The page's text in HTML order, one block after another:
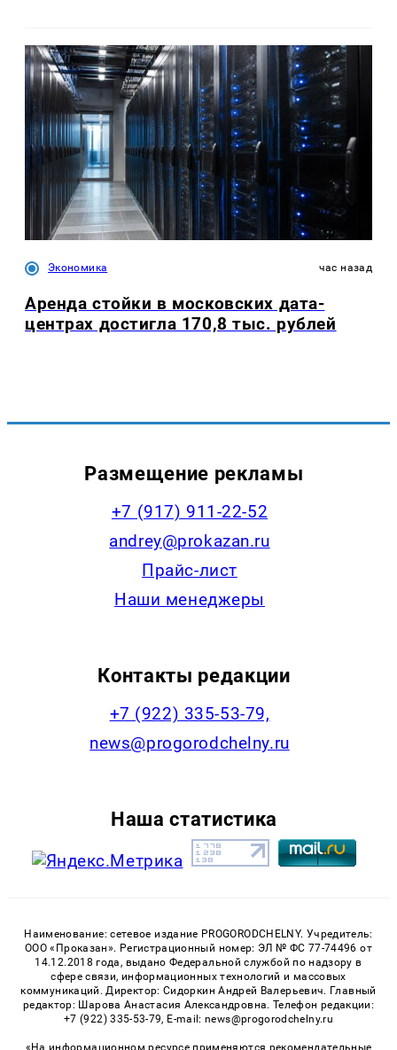
Экономика час назад
Аренда стойки в московских дата-
центрах достигла 170,8 тыс. рублей
Размещение рекламы
+7 (917) 911-22-52
andrey@prokazan.ru
Прайс-лист
Наши менеджеры
Контакты редакции
+7 (922) 335-53-79,
news@progorodchelny.ru
Наша статистика
Наименование: сетевое издание PROGORODCHELNY. Учредитель:
ООО «Проказан». Регистрационный номер: ЭЛ № ФС 77-74496 от
14.12.2018 года, выдано Федеральной службой по надзору в
сфере связи, информационных технологий и массовых
коммуникаций. Директор: Сидоркин Андрей Валерьевич. Главный
редактор: Шарова Анастасия Александровна. Телефон редакции:
+7 (922) 335-53-79, E-mail: news@progorodchelny.ru